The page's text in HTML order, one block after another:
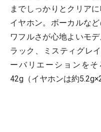
までしっかりとクリア
イヤホン。ボーカルな
ワフルさが心地よいモ
ラック、ミスティグレ
ーバリエーションを
42g（イヤホンは約